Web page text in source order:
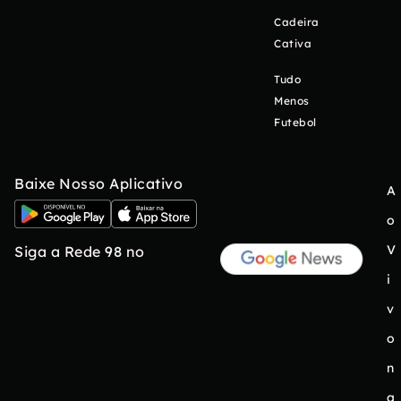
Cadeira
Cativa
Tudo
Menos
Futebol
Baixe Nosso Aplicativo
Siga a Rede 98 no
A
o
V
i
v
o
n
a